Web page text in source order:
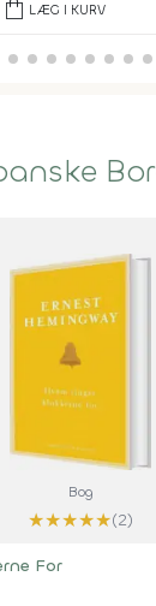
shopping_bag LÆG I KURV
Bog
★★★★★(2)
For